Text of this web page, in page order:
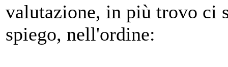
valutazione, in più trovo ci
spiego, nell'ordine: